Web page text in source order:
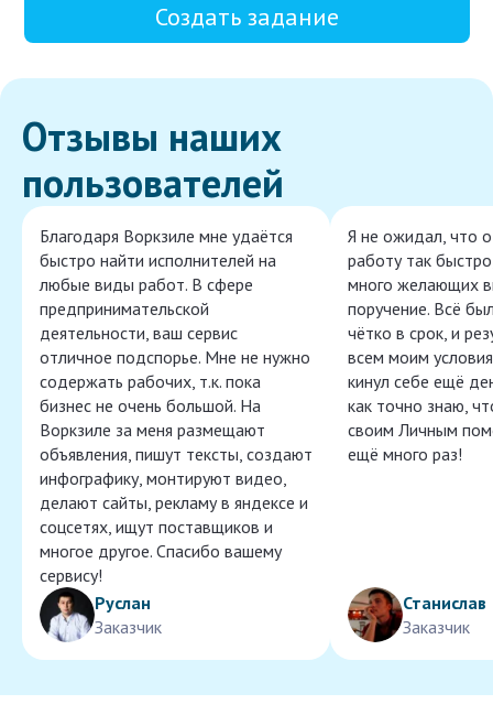
Создать задание
Отзывы наших
пользователей
Благодаря Воркзиле мне удаётся
быстро найти исполнителей на
любые виды работ. В сфере
предпринимательской
деятельности, ваш сервис
отличное подспорье. Мне не нужно
содержать рабочих, т.к. пока
бизнес не очень большой. На
Воркзиле за меня размещают
объявления, пишут тексты, создают
инфографику, монтируют видео,
делают сайты, рекламу в яндексе и
соцсетях, ищут поставщиков и
многое другое. Спасибо вашему
сервису!
Руслан
Заказчик
Я не ожидал, что
работу так
много желающих
поручение. Всё
чётко в срок, и
всем моим
кинул себе ещё
как точно знаю,
своим Личным
ещё много раз!
Станислав
Заказчик